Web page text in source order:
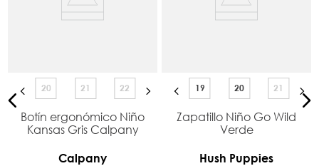
20 21 22
Botín ergonómico Niño
Kansas Gris Calpany
Calpany
19 20 21
Zapatillo Niño Go Wild
Verde
Hush Puppies